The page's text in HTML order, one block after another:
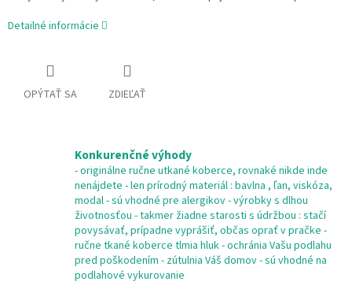
Detailné informácie
OPÝTAŤ SA ZDIEĽAŤ
Konkurenčné výhody
- originálne ručne utkané koberce, rovnaké nikde inde
nenájdete - len prírodný materiál : bavlna , ľan, viskóza,
modal - sú vhodné pre alergikov - výrobky s dlhou
životnosťou - takmer žiadne starosti s údržbou : stačí
povysávať, prípadne vyprášiť, občas oprať v pračke -
ručne tkané koberce tlmia hluk - ochránia Vašu podlahu
pred poškodením - zútulnia Váš domov - sú vhodné na
podlahové vykurovanie